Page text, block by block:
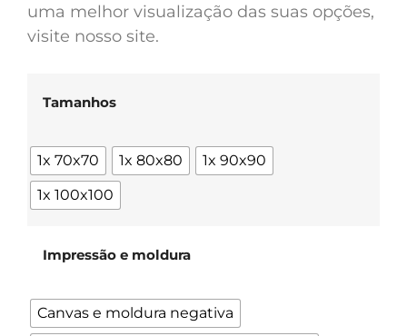
uma melhor visualização das suas opções,
visite nosso site.
Tamanhos
1x 70x70 1x 80x80
1x 90x90
1x 100x100
Impressão e moldura
Canvas e moldura negativa